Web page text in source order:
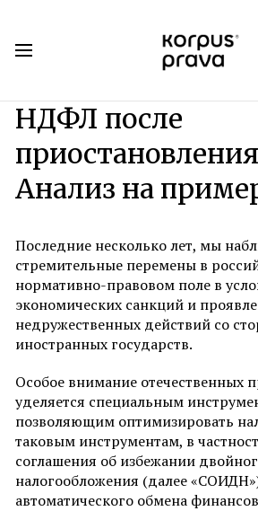
НДФЛ после
Анализ на
Последние несколько лет, мы
стремительные перемены в
нормативно-правовом поле в
экономических санкций и
недружественных действий со
иностранных государств.
Особое внимание отечественных
уделяется специальным
позволяющим оптимизировать
таковым инструментам, в
соглашения об избежании
налогообложения (далее
автоматического обмена